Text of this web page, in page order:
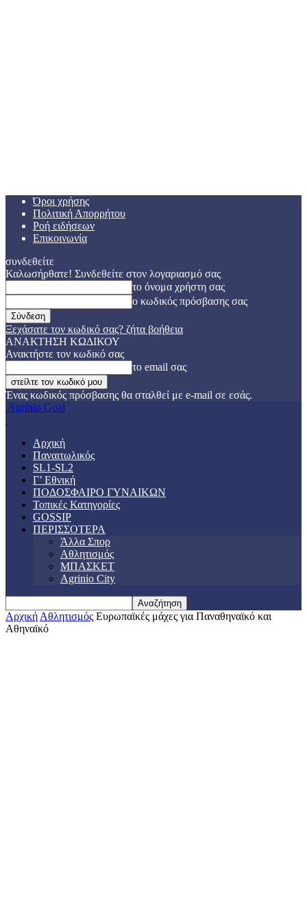
Όροι χρήσης
Πολιτική Απορρήτου
Ροή ειδήσεων
Επικοινωνία
συνδεθείτε
Καλωσήρθατε! Συνδεθείτε στον λογαριασμό σας
το όνομα χρήστη σας
ο κωδικός πρόσβασης σας
Ξεχάσατε τον κωδικό σας? ζήτα βοήθεια
ΑΝΑΚΤΗΣΗ ΚΩΔΙΚΟΥ
Ανακτήστε τον κωδικό σας
το email σας
Ένας κωδικός πρόσβασης θα σταλθεί με e-mail σε εσάς.
Agrinio Goal
Αρχική
Παναιτωλικός
SL1-SL2
Γ’ Εθνική
ΠΟΔΟΣΦΑΙΡΟ ΓΥΝΑΙΚΩΝ
Τοπικές Κατηγορίες
GOSSIP
ΠΕΡΙΣΣΟΤΕΡΑ
Άλλα Σπορ
Αθλητισμός
ΜΠΑΣΚΕΤ
Agrinio City
Αρχική Αθλητισμός Ευρωπαϊκές μάχες για Παναθηναϊκό και
Αθηναϊκό